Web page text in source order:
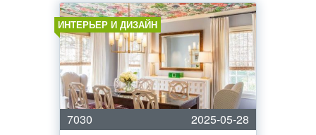
ИНТЕРЬЕР И ДИЗАЙН
7030
2025-05-28